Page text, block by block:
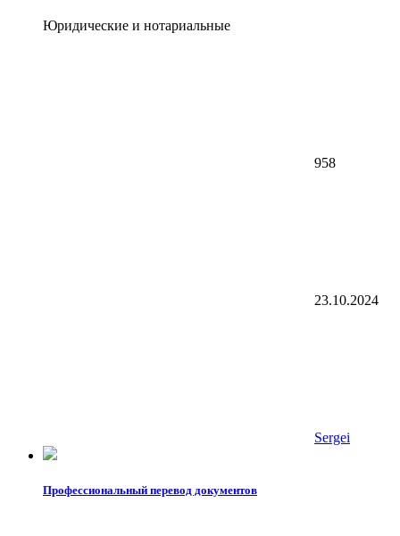
Юридические и нотариальные
958
23.10.2024
Sergei
Профессиональный перевод документов